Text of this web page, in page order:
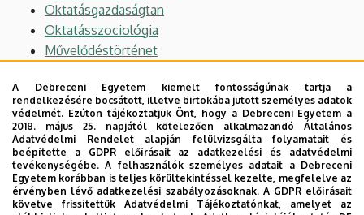
Oktatásgazdaságtan
Oktatásszociológia
Művelődéstörténet
Speciális társadalmi csoportok
Társadalom- és szociálpolitika
Kutatások a természettudományok oktatása
területén
Kutatások a zenei nevelés és oktatás területén
Kutatások a test- és egészségnevelés oktatása
A Debreceni Egyetem kiemelt fontosságúnak tartja a
rendelkezésére bocsátott, illetve birtokába jutott személyes adatok
védelmét. Ezúton tájékoztatjuk Önt, hogy a Debreceni Egyetem a
2018. május 25. napjától kötelezően alkalmazandó Általános
Adatvédelmi Rendelet alapján felülvizsgálta folyamatait és
beépítette a GDPR előírásait az adatkezelési és adatvédelmi
tevékenységébe. A felhasználók személyes adatait a Debreceni
Egyetem korábban is teljes körültekintéssel kezelte, megfelelve az
érvényben lévő adatkezelési szabályozásoknak. A GDPR előírásait
követve frissítettük Adatvédelmi Tájékoztatónkat, amelyet az